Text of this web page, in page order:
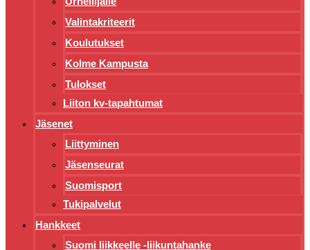
Valintakriteerit
Koulutukset
Kolme Kampusta
Tulokset
Liiton kv-tapahtumat
Jäsenet
Liittyminen
Jäsenseurat
Suomisport
Tukipalvelut
Hankkeet
Suomi liikkeelle -liikuntahanke